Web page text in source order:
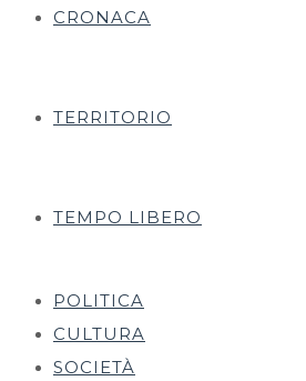
CRONACA
TERRITORIO
TEMPO LIBERO
POLITICA
CULTURA
SOCIETÀ